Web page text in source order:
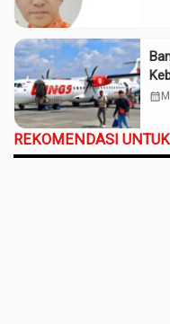
calendar_month
REKOMENDASI